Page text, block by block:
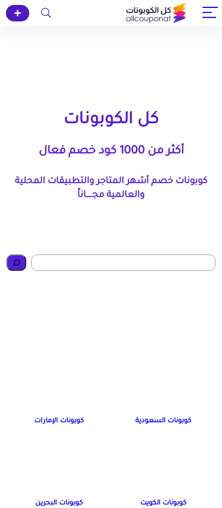
كل الكوبونات
أكثر من 1000 كود خصم فعال
كوبونات خصم أشهر المتاجر والتطبيقات المحلية
والعالمية مجــــــاناً
كوبونات السعودية كوبونات الإمارات
كوبونات الكويت كوبونات البحرين